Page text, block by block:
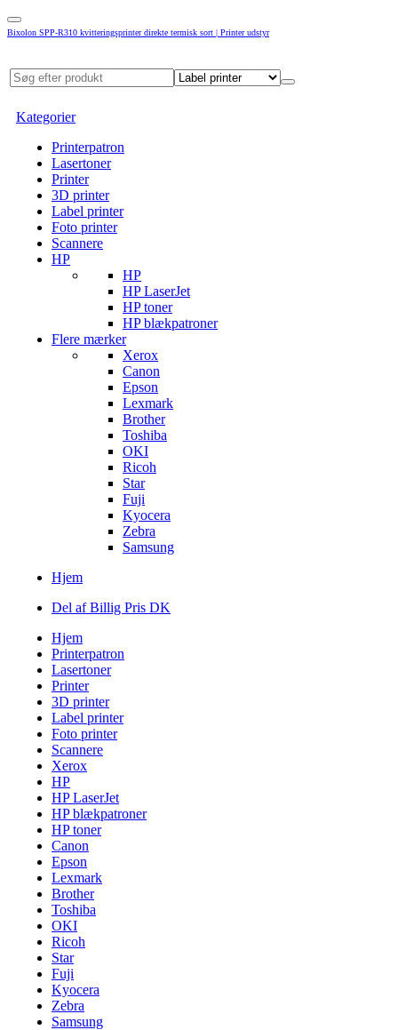
Bixolon SPP-R310 kvitteringsprinter direkte termisk sort | Printer udstyr
Kategorier
Printerpatron
Lasertoner
Printer
3D printer
Label printer
Foto printer
Scannere
HP
HP
HP LaserJet
HP toner
HP blækpatroner
Flere mærker
Xerox
Canon
Epson
Lexmark
Brother
Toshiba
OKI
Ricoh
Star
Fuji
Kyocera
Zebra
Samsung
Hjem
Del af Billig Pris DK
Hjem
Printerpatron
Lasertoner
Printer
3D printer
Label printer
Foto printer
Scannere
Xerox
HP
HP LaserJet
HP blækpatroner
HP toner
Canon
Epson
Lexmark
Brother
Toshiba
OKI
Ricoh
Star
Fuji
Kyocera
Zebra
Samsung